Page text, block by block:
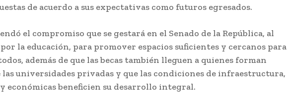
de acuerdo a sus expectativas como futuros egresados.
el compromiso que se gestará en el Senado de la República, al
la educación, para promover espacios suficientes y cercanos para
además de que las becas también lleguen a quienes forman
las universidades privadas y que las condiciones de infraestructura,
económicas beneficien su desarrollo integral.